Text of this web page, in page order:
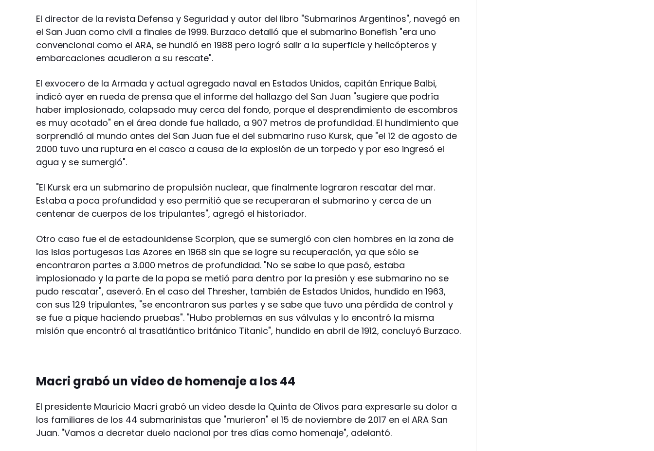
El director de la revista Defensa y Seguridad y autor del libro "Submarinos Argentinos", navegó en
el San Juan como civil a finales de 1999. Burzaco detalló que el submarino Bonefish "era uno
convencional como el ARA, se hundió en 1988 pero logró salir a la superficie y helicópteros y
embarcaciones acudieron a su rescate".
El exvocero de la Armada y actual agregado naval en Estados Unidos, capitán Enrique Balbi,
indicó ayer en rueda de prensa que el informe del hallazgo del San Juan "sugiere que podría
haber implosionado, colapsado muy cerca del fondo, porque el desprendimiento de escombros
es muy acotado" en el área donde fue hallado, a 907 metros de profundidad. El hundimiento que
sorprendió al mundo antes del San Juan fue el del submarino ruso Kursk, que "el 12 de agosto de
2000 tuvo una ruptura en el casco a causa de la explosión de un torpedo y por eso ingresó el
agua y se sumergió".
"El Kursk era un submarino de propulsión nuclear, que finalmente lograron rescatar del mar.
Estaba a poca profundidad y eso permitió que se recuperaran el submarino y cerca de un
centenar de cuerpos de los tripulantes", agregó el historiador.
Otro caso fue el de estadounidense Scorpion, que se sumergió con cien hombres en la zona de
las islas portugesas Las Azores en 1968 sin que se logre su recuperación, ya que sólo se
encontraron partes a 3.000 metros de profundidad. "No se sabe lo que pasó, estaba
implosionado y la parte de la popa se metió para dentro por la presión y ese submarino no se
pudo rescatar", aseveró. En el caso del Thresher, también de Estados Unidos, hundido en 1963,
con sus 129 tripulantes, "se encontraron sus partes y se sabe que tuvo una pérdida de control y
se fue a pique haciendo pruebas". "Hubo problemas en sus válvulas y lo encontró la misma
misión que encontró al trasatlántico británico Titanic", hundido en abril de 1912, concluyó Burzaco.
Macri grabó un video de homenaje a los 44
El presidente Mauricio Macri grabó un video desde la Quinta de Olivos para expresarle su dolor a
los familiares de los 44 submarinistas que "murieron" el 15 de noviembre de 2017 en el ARA San
Juan. "Vamos a decretar duelo nacional por tres días como homenaje", adelantó.